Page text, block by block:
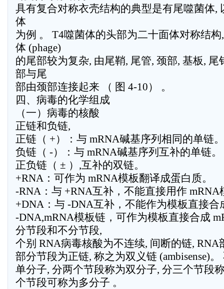
具有复合对称衣壳结构的典型是有尾噬菌体,
体
为例 。 T4噬菌体的头部为二十面体对称结
体 (phage)
的尾部较为复杂, 由尾鞘, 尾管, 颈部, 基板, 尾
部与尾
部由颈部连接起来 （ 图 4-10） 。
四、病毒的化学组成
（一）病毒的核酸
正链和负链,
正链（ +）：与 mRNA碱基序列相同的单链。
负链（ -）：与 mRNA碱基序列互补的单链。
正负链（ ± ）,互补的双链。
+RNA：可作为 mRNA模板翻译成蛋白质。
-RNA：与 +RNA互补，不能直接用作
+DNA：与 -DNA互补，不能作为模板直接合
-DNA,mRNA模板链，可作为模板直接合成
分节段和不分节段,
个别 RNA病毒核酸为不连续, 间断的链, RNA
部分节段为正链, 称之为双义链 (ambisense)
单分子, 分两个节段称为双分子, 分三个节段
个节段可称为多分子 。